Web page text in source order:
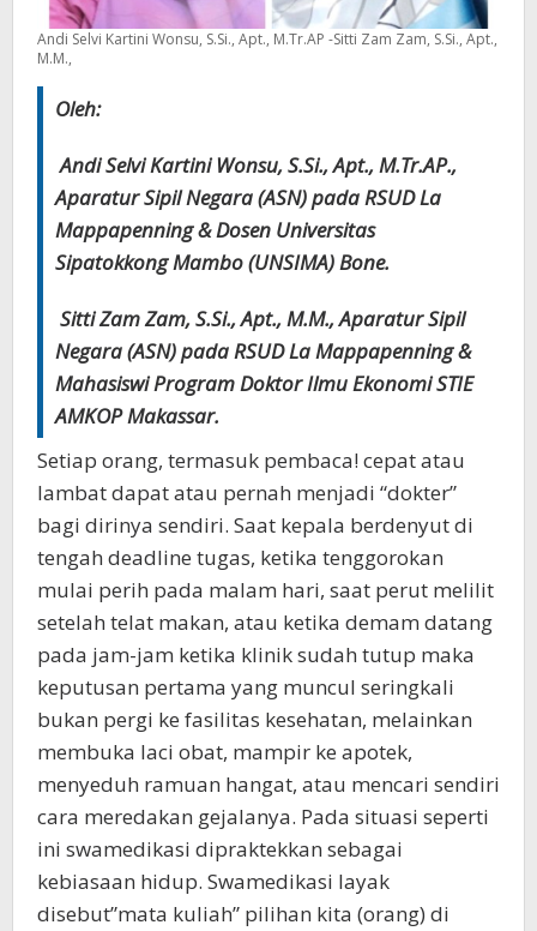
Andi Selvi Kartini Wonsu, S.Si., Apt., M.Tr.AP -Sitti Zam Zam, S.Si., Apt.,
M.M.,
Oleh:
Andi Selvi Kartini Wonsu, S.Si., Apt., M.Tr.AP.,
Aparatur Sipil Negara (ASN) pada RSUD La
Mappapenning & Dosen Universitas
Sipatokkong Mambo (UNSIMA) Bone.
Sitti Zam Zam, S.Si., Apt., M.M., Aparatur Sipil
Negara (ASN) pada RSUD La Mappapenning &
Mahasiswi Program Doktor Ilmu Ekonomi STIE
AMKOP Makassar.
Setiap orang, termasuk pembaca! cepat atau
lambat dapat atau pernah menjadi “dokter”
bagi dirinya sendiri. Saat kepala berdenyut di
tengah deadline tugas, ketika tenggorokan
mulai perih pada malam hari, saat perut melilit
setelah telat makan, atau ketika demam datang
pada jam-jam ketika klinik sudah tutup maka
keputusan pertama yang muncul seringkali
bukan pergi ke fasilitas kesehatan, melainkan
membuka laci obat, mampir ke apotek,
menyeduh ramuan hangat, atau mencari sendiri
cara meredakan gejalanya. Pada situasi seperti
ini swamedikasi dipraktekkan sebagai
kebiasaan hidup. Swamedikasi layak
disebut”mata kuliah” pilihan kita (orang) di